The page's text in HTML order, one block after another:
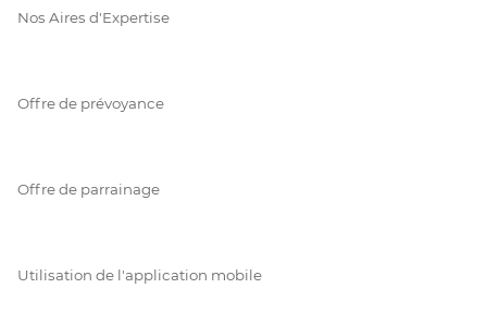
Nos Aires d'Expertise
Offre de prévoyance
Offre de parrainage
Utilisation de l'application mobile